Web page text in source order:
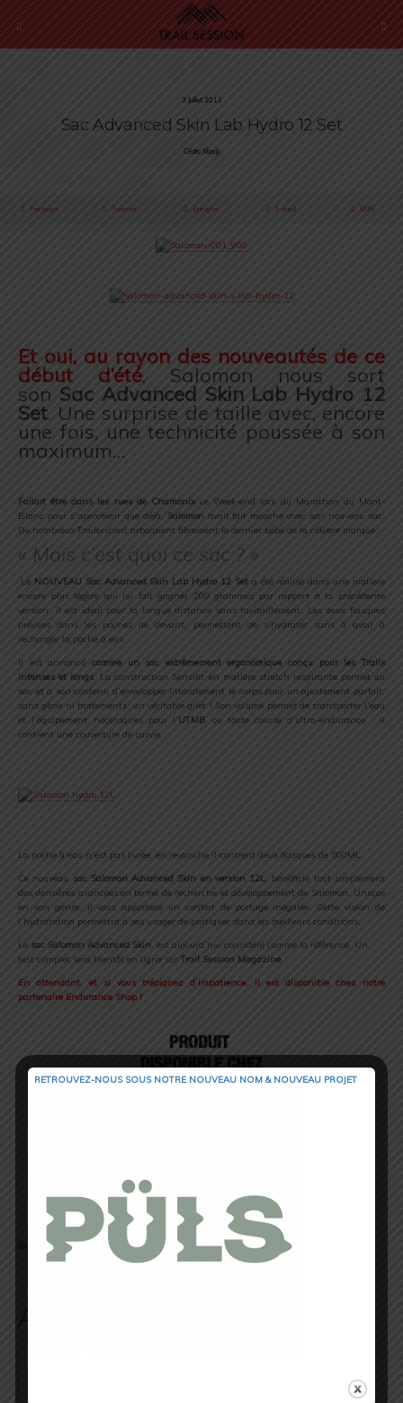
3 Juillet 2013
Sac Advanced Skin Lab Hydro 12 Set
Cédric Masip
Partager Tweeter Épingler E-mail SMS
Et oui, au rayon des nouveautés de ce
début d’été, Salomon nous sort
son Sac Advanced Skin Lab Hydro 12
Set. Une surprise de taille avec, encore
une fois, une technicité poussée à son
maximum…
Fallait être dans les rues de Chamonixce Week-end lors du Marathon du Mont-
Blanc pour s’apercevoir que déjà, Salomon avait fait mouche avec son nouveau sac.
De nombreux Trailers(ses) arboraient fièrement le dernier bébé de la célèbre marque.
« Mais c’est quoi ce sac ? »
Le NOUVEAU Sac Advanced Skin Lab Hydro 12 Seta été réalisé dans une matière
encore plus légère qui lui fait gagner 200 grammes par rapport à la précédente
version. Il est idéal pour la longue distance sans ravitaillement. Les deux flasques
prévues dans les poches de devant, permettent de s’hydrater sans à avoir à
recharger la poche à eau.
Il est annoncé comme un sac extrêmement ergonomique conçu pour les Trails
intenses et longs. La construction Sensifit en matière stretch respirante permet au
sac et à son contenu d’envelopper littéralement le corps pour un ajustement parfait,
sans gêne ni frottements: un véritable gilet ! Son volume permet de transporter l’eau
et l’équipement nécessaires pour l’UTMB ou toute course d’ultra-endurance. Il
contient une couverture de survie.
La poche à eau n’est pas livrée, en revanche il contient deux flasques de 500ML
Ce nouveau sac Salomon Advanced Skin en version 12L, bénéficie tout simplement
des dernières avancées en terme de recherche et développement de Salomon. Unique
en son genre, il vous apportera un confort de portage inégalée. Cette vision de
l’hydratation permettra à ses usager de pratiquer dans les meilleurs conditions.
Le sac Salomon Advanced Skin, est aujourd’hui considéré comme la référence. Un
test complet sera bientôt en ligne sur Trail Session Magazine.
En attendant, et si vous trépignez d’impatience, il est disponible chez notre
partenaire Endurance Shop !
RETROUVEZ-NOUS SOUS NOTRE NOUVEAU NOM & NOUVEAU PROJET